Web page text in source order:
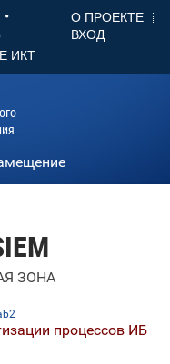
•
ИКТ
О ПРОЕКТЕ
ВХОД
ЗОНА
процессов ИБ